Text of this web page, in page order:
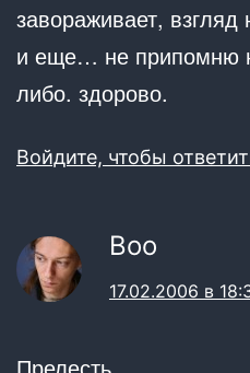
завораживает, взгляд
и еще… не припомню
либо. здорово.
Войдите, чтобы
Boo
17.02.2006 в
Прелесть